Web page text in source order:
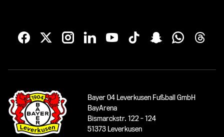
Bayer 04 Leverkusen Fußball GmbH
BayArena
Bismarckstr. 122 - 124
51373 Leverkusen